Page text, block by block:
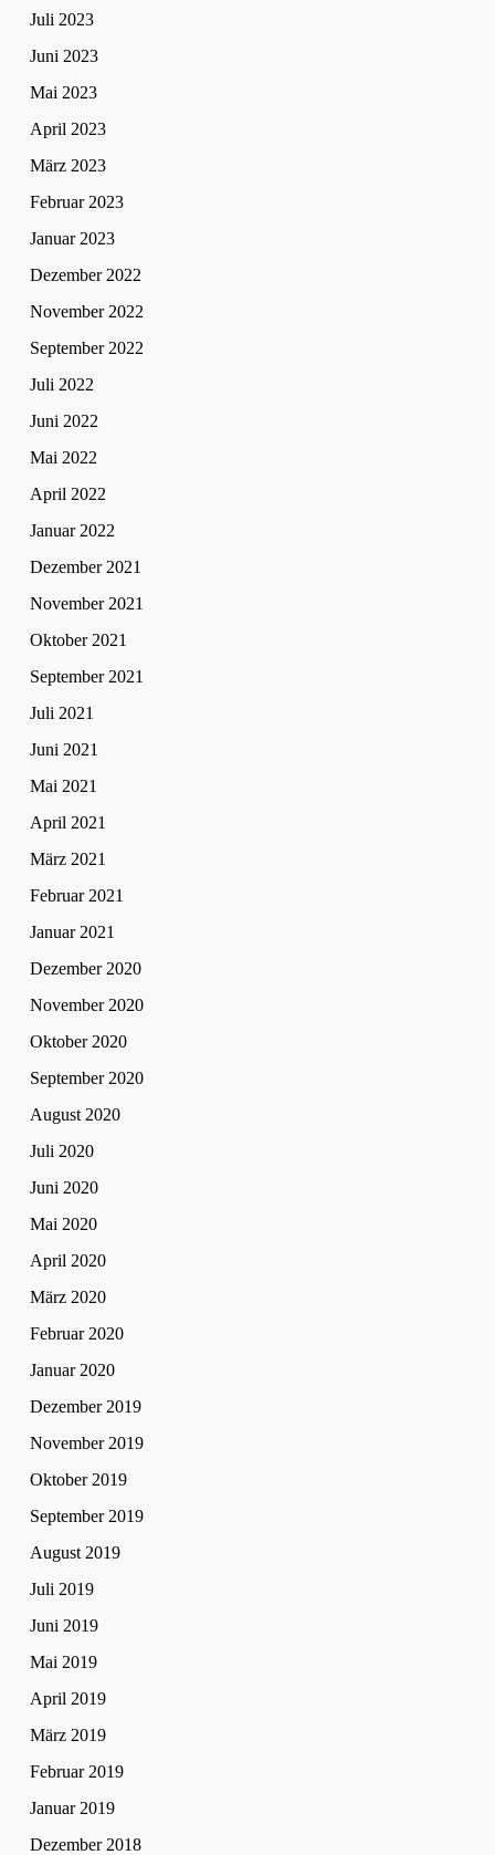
Juli 2023
Juni 2023
Mai 2023
April 2023
März 2023
Februar 2023
Januar 2023
Dezember 2022
November 2022
September 2022
Juli 2022
Juni 2022
Mai 2022
April 2022
Januar 2022
Dezember 2021
November 2021
Oktober 2021
September 2021
Juli 2021
Juni 2021
Mai 2021
April 2021
März 2021
Februar 2021
Januar 2021
Dezember 2020
November 2020
Oktober 2020
September 2020
August 2020
Juli 2020
Juni 2020
Mai 2020
April 2020
März 2020
Februar 2020
Januar 2020
Dezember 2019
November 2019
Oktober 2019
September 2019
August 2019
Juli 2019
Juni 2019
Mai 2019
April 2019
März 2019
Februar 2019
Januar 2019
Dezember 2018